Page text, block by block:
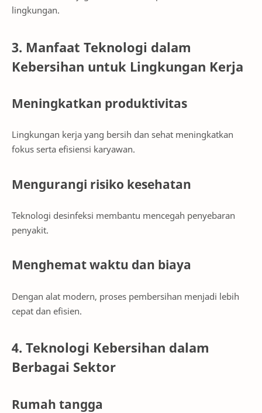
lingkungan.
3. Manfaat Teknologi dalam
Kebersihan untuk Lingkungan Kerja
Meningkatkan produktivitas
Lingkungan kerja yang bersih dan sehat meningkatkan
fokus serta efisiensi karyawan.
Mengurangi risiko kesehatan
Teknologi desinfeksi membantu mencegah penyebaran
penyakit.
Menghemat waktu dan biaya
Dengan alat modern, proses pembersihan menjadi lebih
cepat dan efisien.
4. Teknologi Kebersihan dalam
Berbagai Sektor
Rumah tangga